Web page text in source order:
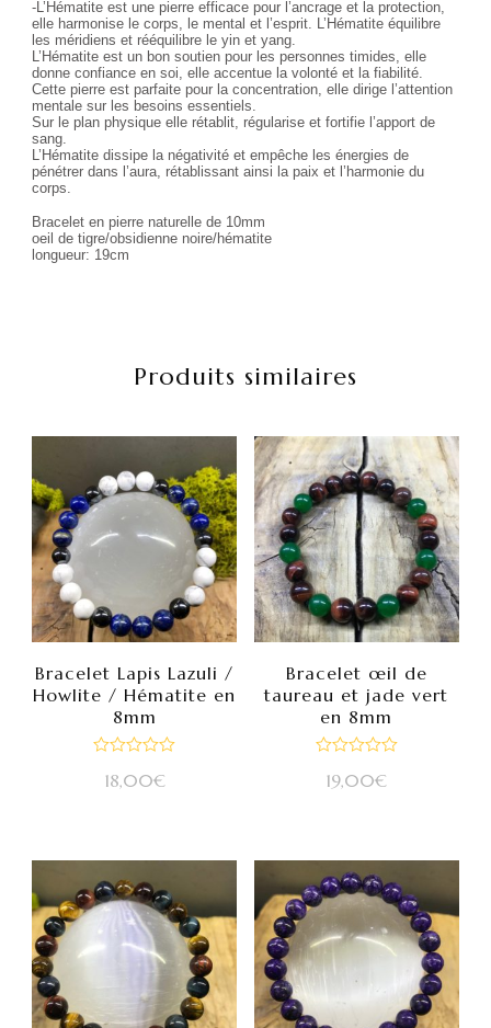
-L’Hématite est une pierre efficace pour l’ancrage et la protection,
elle harmonise le corps, le mental et l’esprit. L’Hématite équilibre
les méridiens et rééquilibre le yin et yang.
L’Hématite est un bon soutien pour les personnes timides, elle
donne confiance en soi, elle accentue la volonté et la fiabilité.
Cette pierre est parfaite pour la concentration, elle dirige l’attention
mentale sur les besoins essentiels.
Sur le plan physique elle rétablit, régularise et fortifie l’apport de
sang.
L’Hématite dissipe la négativité et empêche les énergies de
pénétrer dans l’aura, rétablissant ainsi la paix et l’harmonie du
corps.
Bracelet en pierre naturelle de 10mm
oeil de tigre/obsidienne noire/hématite
longueur: 19cm
Produits similaires
Bracelet Lapis Lazuli /
Howlite / Hématite en
8mm
18,00€
Bracelet œil de
taureau et jade vert
en 8mm
19,00€